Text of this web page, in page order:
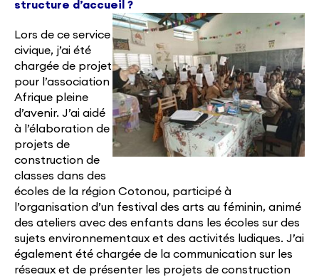
structure d’accueil ?
Lors de ce service
civique, j’ai été
chargée de projet
pour l’association
Afrique pleine
d’avenir. J’ai aidé
à l’élaboration de
projets de
construction de
classes dans des
écoles de la région Cotonou, participé à
l’organisation d’un festival des arts au féminin, animé
des ateliers avec des enfants dans les écoles sur des
sujets environnementaux et des activités ludiques. J’ai
également été chargée de la communication sur les
réseaux et de présenter les projets de construction